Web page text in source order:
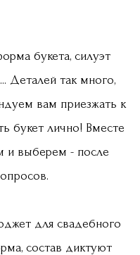
букета, силуэт
Деталей так много,
вам приезжать к
букет лично! Вместе
и выберем - после
для свадебного
состав диктуют